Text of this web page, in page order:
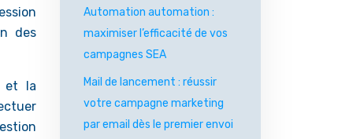
des
et la
Automation automation :
maximiser l’efficacité de vos
campagnes SEA
Mail de lancement : réussir
votre campagne marketing
par email dès le premier envoi